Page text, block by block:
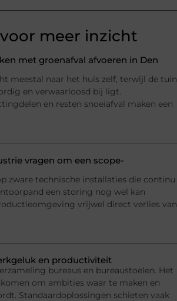
voor meer inzicht
met groenafval afvoeren in Den
meestal naar het huis zelf, terwijl de tuin
en verwaarloosd bij ligt.
en resten snoeiafval maken een
vragen om een scope-
zware technische installaties die continu
een storing nog wel kan
vrijwel direct verlies van
en productiviteit
bureaus en bureaustoelen. Het
om ambities waar te maken en
Standaardoplossingen schieten vaak